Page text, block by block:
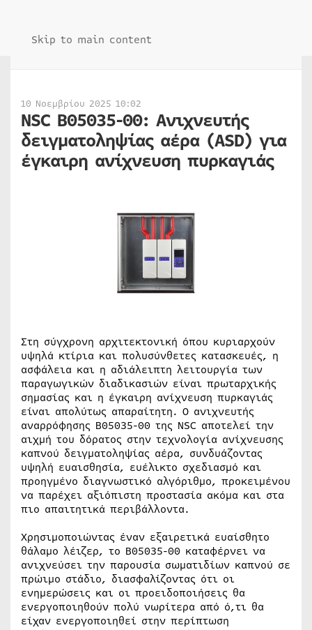
Skip to main content
10 Νοεμβρίου 2025 10:02
NSC B05035-00: Ανιχνευτής
δειγματοληψίας αέρα (ASD) για
έγκαιρη ανίχνευση πυρκαγιάς
Στη σύγχρονη αρχιτεκτονική όπου κυριαρχούν
υψηλά κτίρια και πολυσύνθετες κατασκευές, η
ασφάλεια και η αδιάλειπτη λειτουργία των
παραγωγικών διαδικασιών είναι πρωταρχικής
σημασίας και η έγκαιρη ανίχνευση πυρκαγιάς
είναι απολύτως απαραίτητη. Ο ανιχνευτής
αναρρόφησης Β05035-00 της NSC αποτελεί την
αιχμή του δόρατος στην τεχνολογία ανίχνευσης
καπνού δειγματοληψίας αέρα, συνδυάζοντας
υψηλή ευαισθησία, ευέλικτο σχεδιασμό και
προηγμένο διαγνωστικό αλγόριθμο, προκειμένου
να παρέχει αξιόπιστη προστασία ακόμα και στα
πιο απαιτητικά περιβάλλοντα.
Χρησιμοποιώντας έναν εξαιρετικά ευαίσθητο
θάλαμο λέιζερ, το Β05035-00 καταφέρνει να
ανιχνεύσει την παρουσία σωματιδίων καπνού σε
πρώιμο στάδιο, διασφαλίζοντας ότι οι
ενημερώσεις και οι προειδοποιήσεις θα
ενεργοποιηθούν πολύ νωρίτερα από ό,τι θα
είχαν ενεργοποιηθεί στην περίπτωση